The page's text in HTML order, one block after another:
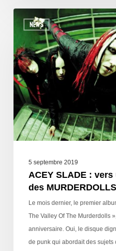
NEWS
5 septembre 2019
ACEY SLADE :
des
Le mois dernier, le premier
The Valley Of The Murderdolls
anniversaire. Oui, le disque
de punk qui abordait des